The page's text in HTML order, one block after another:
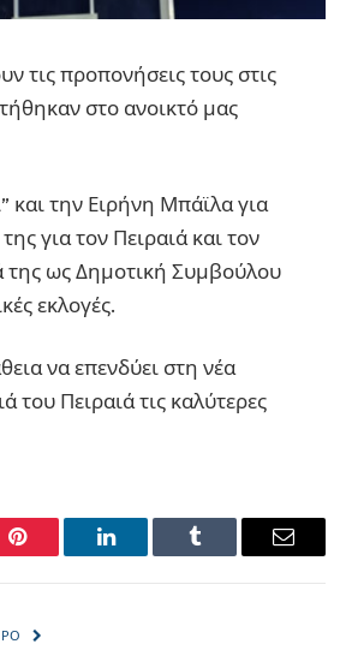
τις προπονήσεις τους στις
στο ανοικτό μας
και την Ειρήνη Μπάϊλα για
για τον Πειραιά και τον
της ως Δημοτική Συμβούλου
εκλογές.
να επενδύει στη νέα
του Πειραιά τις καλύτερες
Pinterest LinkedIn Tumblr Email